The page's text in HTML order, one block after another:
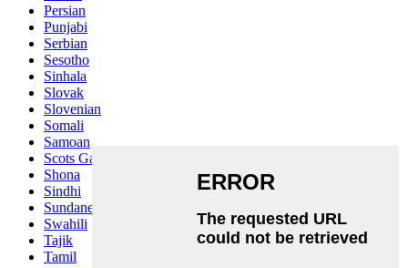
Persian
Punjabi
Serbian
Sesotho
Sinhala
Slovak
Slovenian
Somali
Samoan
Scots Gaelic
Shona
Sindhi
Sundanese
Swahili
Tajik
Tamil